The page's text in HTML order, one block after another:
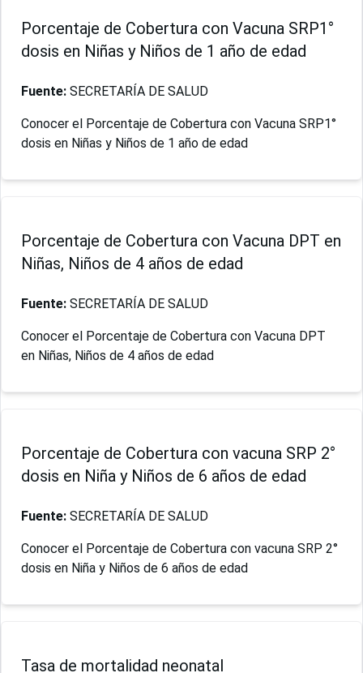
Porcentaje de Cobertura con Vacuna SRP1°
dosis en Niñas y Niños de 1 año de edad
Fuente: SECRETARÍA DE SALUD
Conocer el Porcentaje de Cobertura con Vacuna SRP1°
dosis en Niñas y Niños de 1 año de edad
Porcentaje de Cobertura con Vacuna DPT en
Niñas, Niños de 4 años de edad
Fuente: SECRETARÍA DE SALUD
Conocer el Porcentaje de Cobertura con Vacuna DPT
en Niñas, Niños de 4 años de edad
Porcentaje de Cobertura con vacuna SRP 2°
dosis en Niña y Niños de 6 años de edad
Fuente: SECRETARÍA DE SALUD
Conocer el Porcentaje de Cobertura con vacuna SRP 2°
dosis en Niña y Niños de 6 años de edad
Tasa de mortalidad neonatal